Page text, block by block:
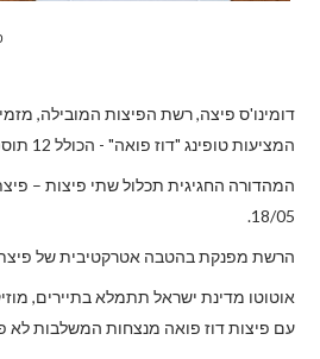
דומינו'ס פיצה, רשת הפיצות המובילה,
המציעות טופינג "דוז פואה" - הכולל 12 תוספות שונות על כל פיצה!!
18/05.
הרשת מפנקת בהטבה אטרקטיבית של פיצת דוז פואה
אוטוטו מדינת ישראל תתמלא בתיירים,
עם פיצות דוז פואה מנצחות המשלבות לא פחות מ-12 תוספות